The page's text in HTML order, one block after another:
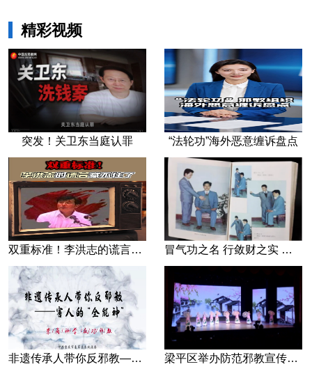
精彩视频
突发！关卫东当庭认罪 “法轮功”海外恶意缠诉盘点
双重标准！李洪志的谎言藏不住了 冒气功之名 行敛财之实 张宏堡义女“小倩”团伙覆灭记
非遗传承人带你反邪教—害人的“全能神” 梁平区举办防范邪教宣传专场文艺演出